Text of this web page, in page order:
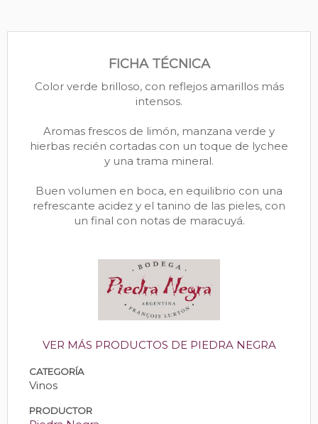
FICHA TÉCNICA
Color verde brilloso, con reflejos amarillos más
intensos.
Aromas frescos de limón, manzana verde y
hierbas recién cortadas con un toque de lychee
y una trama mineral.
Buen volumen en boca, en equilibrio con una
refrescante acidez y el tanino de las pieles, con
un final con notas de maracuyá.
VER MÁS PRODUCTOS DE PIEDRA NEGRA
CATEGORÍA
Vinos
PRODUCTOR